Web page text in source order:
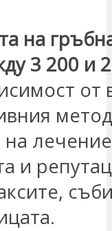
на
3 200 и
от
на
и